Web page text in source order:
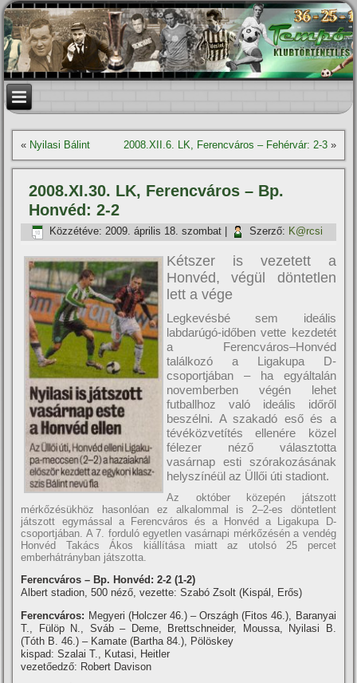
« Nyilasi Bálint 2008.XII.6. LK, Ferencváros – Fehérvár: 2-3»
2008.XI.30. LK, Ferencváros – Bp.
Honvéd: 2-2
Közzétéve: 2009. április 18. szombat Szerző: K@rcsi
Kétszer is vezetett a
Honvéd, végül döntetlen
lett a vége
Legkevésbé sem ideális
labdarúgó-időben vette kezdetét
a Ferencváros–Honvéd
találkozó a Ligakupa D-
csoportjában – ha egyáltalán
novemberben végén lehet
futballhoz való ideális időről
beszélni. A szakadó eső és a
tévéközvetí­tés ellenére közel
félezer néző választotta
vasárnap esti szórakozásának
helyszí­néül az Üllői úti stadiont.
Az október közepén játszott
mérkőzésükhöz hasonlóan ez alkalommal is 2–2-es döntetlent
játszott egymással a Ferencváros és a Honvéd a Ligakupa D-
csoportjában. A 7. forduló egyetlen vasárnapi mérkőzésén a vendég
Honvéd Takács Ákos kiállí­tása miatt az utolsó 25 percet
emberhátrányban játszotta.
Ferencváros – Bp. Honvéd: 2-2 (1-2)
Albert stadion, 500 néző, vezette: Szabó Zsolt (Kispál, Erős)
Ferencváros: Megyeri (Holczer 46.) – Országh (Fitos 46.), Baranyai
T., Fülöp N., Sváb – Deme, Brettschneider, Moussa, Nyilasi B.
(Tóth B. 46.) – Kamate (Bartha 84.), Pölöskey
kispad: Szalai T., Kutasi, Heitler
vezetőedző: Robert Davison